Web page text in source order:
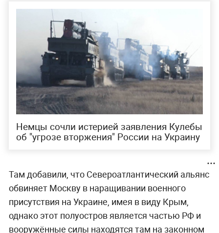
Немцы сочли истерией заявления Кулебы
об "угрозе вторжения" России на Украину
Там добавили, что Североатлантический альянс
обвиняет Москву в наращивании военного
присутствия на Украине, имея в виду Крым,
однако этот полуостров является частью РФ и
вооружённые силы находятся там на законном